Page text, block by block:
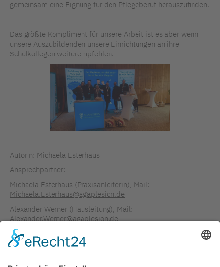
gemeinsam eine Eignung für den Pflegeberuf herauszufinden.
Das größte Kompliment für unsere Arbeit ist es aber wenn
unsere Auszubildenden unsere Einrichtungen an ihre
Schulkollegen weiterempfehlen.
Autorin: Michaela Esterhaus
Ansprechpartner:
Michaela Esterhaus (Praxisanleiterin), Mail:
Michaela.Esterhaus@agaplesion.de
Alexander Werner (Hausleitung), Mail:
Alexander.Werner@agaplesion.de
T (030) 37 03 –110
Bild- und Artikelrechte: Agaplesion Bethanien Diakonie